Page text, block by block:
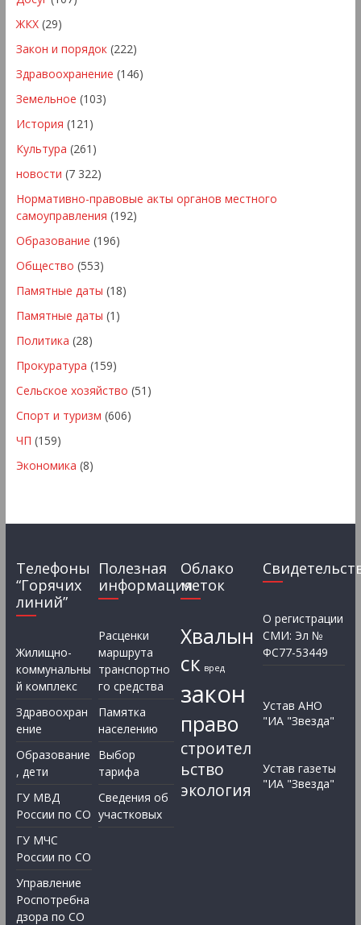
ЖКХ(29)
Закон и порядок(222)
Здравоохранение (146)
Земельное (103)
История (121)
Культура (261)
новости (7 322)
Нормативно-правовые акты органов местного
самоуправления (192)
Образование (196)
Общество (553)
Памятные даты (18)
Памятные даты (1)
Политика (28)
Прокуратура (159)
Сельское хозяйство (51)
Спорт и туризм (606)
ЧП (159)
Экономика (8)
Телефоны
“Горячих
линий”
Жилищно-
коммунальны
й комплекс
Здравоохран
ение
Образование
, дети
ГУ МВД
России по СО
ГУ МЧС
России по СО
Управление
Роспотребна
дзора по СО
Полезная
информация
Расценки
маршрута
транспортно
го средства
Памятка
населению
Выбор
тарифа
Сведения об
участковых
Облако
меток
Хвалын
ск вред
закон
право
строител
ьство
экология
О регистрации
СМИ: Эл №
ФС77-53449
Устав АНО
"ИА "Звезда"
Устав газеты
"ИА "Звезда"